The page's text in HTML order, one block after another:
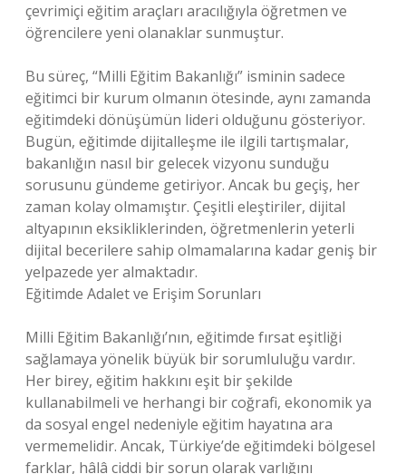
çevrimiçi eğitim araçları aracılığıyla öğretmen ve
öğrencilere yeni olanaklar sunmuştur.
Bu süreç, “Milli Eğitim Bakanlığı” isminin sadece
eğitimci bir kurum olmanın ötesinde, aynı zamanda
eğitimdeki dönüşümün lideri olduğunu gösteriyor.
Bugün, eğitimde dijitalleşme ile ilgili tartışmalar,
bakanlığın nasıl bir gelecek vizyonu sunduğu
sorusunu gündeme getiriyor. Ancak bu geçiş, her
zaman kolay olmamıştır. Çeşitli eleştiriler, dijital
altyapının eksikliklerinden, öğretmenlerin yeterli
dijital becerilere sahip olmamalarına kadar geniş bir
yelpazede yer almaktadır.
Eğitimde Adalet ve Erişim Sorunları
Milli Eğitim Bakanlığı’nın, eğitimde fırsat eşitliği
sağlamaya yönelik büyük bir sorumluluğu vardır.
Her birey, eğitim hakkını eşit bir şekilde
kullanabilmeli ve herhangi bir coğrafi, ekonomik ya
da sosyal engel nedeniyle eğitim hayatına ara
vermemelidir. Ancak, Türkiye’de eğitimdeki bölgesel
farklar, hâlâ ciddi bir sorun olarak varlığını